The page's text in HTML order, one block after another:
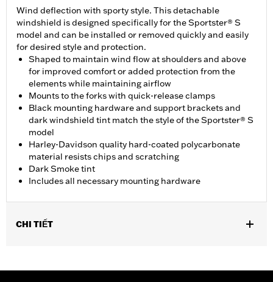
Wind deflection with sporty style. This detachable
windshield is designed specifically for the Sportster® S
model and can be installed or removed quickly and easily
for desired style and protection.
Shaped to maintain wind flow at shoulders and above
for improved comfort or added protection from the
elements while maintaining airflow
Mounts to the forks with quick-release clamps
Black mounting hardware and support brackets and
dark windshield tint match the style of the Sportster® S
model
Harley-Davidson quality hard-coated polycarbonate
material resists chips and scratching
Dark Smoke tint
Includes all necessary mounting hardware
CHI TIẾT